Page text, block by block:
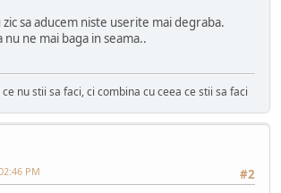
sa aducem niste userite mai degraba.
nu ne mai baga in seama..
nu stii sa faci, ci combina cu ceea ce stii sa faci
#2
PM